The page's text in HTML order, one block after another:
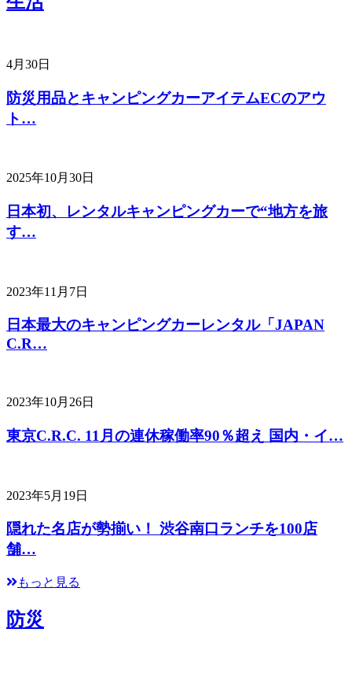
4月30日
防災用品とキャンピングカーアイテムECのアウ
ト…
2025年10月30日
日本初、レンタルキャンピングカーで“地方を旅
す…
2023年11月7日
日本最大のキャンピングカーレンタル「JAPAN
C.R…
2023年10月26日
東京C.R.C. 11月の連休稼働率90％超え 国内・イ…
2023年5月19日
隠れた名店が勢揃い！ 渋谷南口ランチを100店
舗…
もっと見る
防災